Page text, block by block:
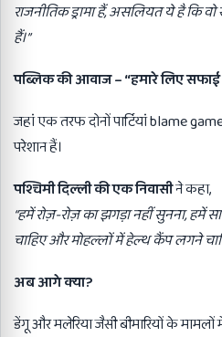
राजनीतिक ड्रामा हैं,असलियत ये है कि वो
हैं।”
पब्लिक की आवाज– “हमारे लिए
जहां एक तरफ दोनों पार्टियां blame
परेशान हैं।
पश्चिमी दिल्ली की एक निवासीने कहा,
“हमें रोज़-रोज़ का झगड़ा नहीं सुनना,हमें
चाहिए और मोहल्लों में हेल्थ कैंप लगने
अब आगे क्या?
डेंगू और मलेरिया जैसी बीमारियों के